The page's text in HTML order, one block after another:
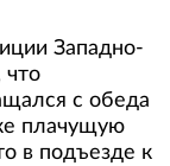
Западно-
что
с обеда
плачущую
в подъезде к